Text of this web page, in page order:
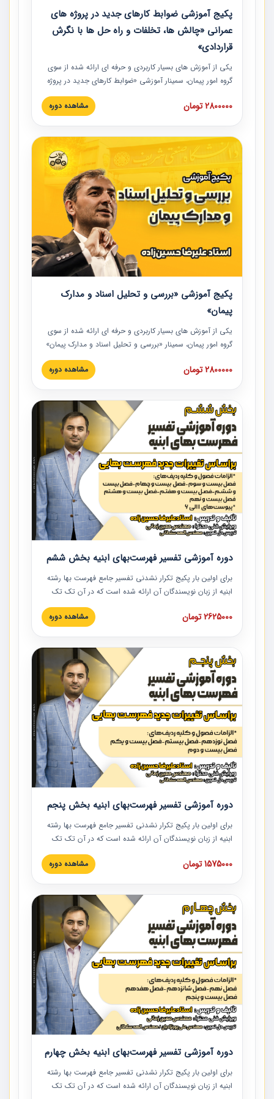
پکیج آموزشی ضوابط کارهای جدید در پروژه های
عمرانی «چالش ها، تخلفات و راه حل ها با نگرش
قراردادی»
یکی از آموزش‏‏‏‏‏‏ های بسیار کاربردی و حرفه‏ ای ارائه شده از سوی
گروه امور پیمان، سمینار آموزشی «ضوابط کارهای جدید در پروژه
های عمرانی» چالش ها، تخلفات و راه حل ها با نگرش قراردادی
است که در محل سندیکای شرکت های ساختمانی کشور ارائه شد.
مدارک پیمان به همراه تجربیات عملی ارائه شده است.
2800000 تومان مشاهده دوره
پکیج آموزشی «بررسی و تحلیل اسناد و مدارک
پیمان»
یکی از آموزش‏‏‏‏‏‏ های بسیار کاربردی و حرفه‏ ای ارائه شده از سوی
گروه امور پیمان، سمینار «بررسی و تحلیل اسناد و مدارک پیمان»
است که در دانشگاه صنعتی شریف ارائه شد. در این آموزش
نکات کلیدی مربوط به اسناد و مدارک پیمان، اولویت بندی اسناد
پیمان به همراه تجربیات عملی در این خصوص ارائه شده است.
2800000 تومان مشاهده دوره
دوره آموزشی تفسیر فهرست‌بهای ابنیه بخش ششم
برای اولین بار پکیج تکرار نشدنی تفسیر جامع فهرست بها رشته
ابنیه از زبان نویسندگان آن ارائه شده است که در آن تک تک
ردیف ها و مطالب فهرست بها تفسیر و ارائه شده است. این
دوره به صورت کامل تصویری بوده و به همراه تصاویر عملیات
دوره با کلام مهندس علیرضاحسین‌زاده مدیر پروژه مهندسی
مشاور در امر بازنگری فهرست بها رشته ابنیه ارائه شده و به تمام
همکارانی که در حوزه صنعت ساخت در حال فعالیت هستند حتما
توصیه می کنیم از مطالب این دوره استفاده نمایند.
2625000 تومان مشاهده دوره
دوره آموزشی تفسیر فهرست‌بهای ابنیه بخش پنجم
برای اولین بار پکیج تکرار نشدنی تفسیر جامع فهرست بها رشته
ابنیه از زبان نویسندگان آن ارائه شده است که در آن تک تک
ردیف ها و مطالب فهرست بها تفسیر و ارائه شده است. این
دوره به صورت کامل تصویری بوده و به همراه تصاویر عملیات
دوره با کلام مهندس علیرضاحسین‌زاده مدیر پروژه مهندسی
مشاور در امر بازنگری فهرست بها رشته ابنیه ارائه شده و به تمام
همکارانی که در حوزه صنعت ساخت در حال فعالیت هستند حتما
توصیه می کنیم از مطالب این دوره استفاده نمایند.
1575000 تومان مشاهده دوره
دوره آموزشی تفسیر فهرست‌بهای ابنیه بخش چهارم
برای اولین بار پکیج تکرار نشدنی تفسیر جامع فهرست بها رشته
ابنیه از زبان نویسندگان آن ارائه شده است که در آن تک تک